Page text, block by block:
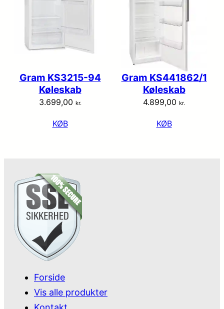
Gram KS3215-94
Køleskab
3.699,00 kr.
KØB
Gram KS441862/1
Køleskab
4.899,00 kr.
KØB
Forside
Vis alle produkter